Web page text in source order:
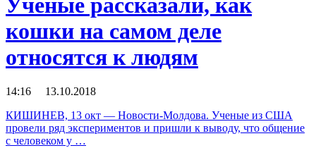
кошки на самом деле
относятся к людям
14:16 13.10.2018
КИШИНЕВ, 13 окт — Новости-Молдова. Ученые из США
провели ряд экспериментов и пришли к выводу, что общение
с человеком у …